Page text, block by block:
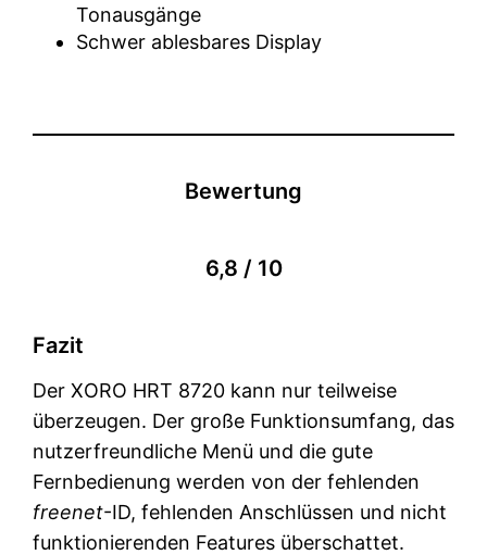
Tonausgänge
Schwer ablesbares Display
Bewertung
6,8 / 10
Fazit
Der XORO HRT 8720 kann nur teilweise
überzeugen. Der große Funktionsumfang, das
nutzerfreundliche Menü und die gute
Fernbedienung werden von der fehlenden
freenet-ID, fehlenden Anschlüssen und nicht
funktionierenden Features überschattet.